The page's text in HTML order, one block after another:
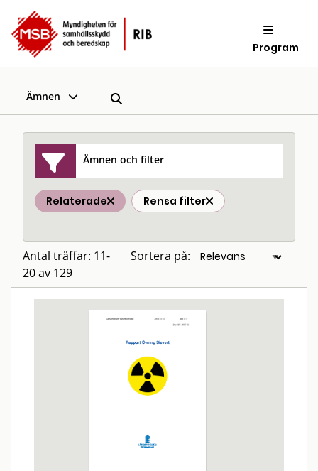
Program
Ämnen
Ämnen och filter
Relaterade Rensa filter
Antal träffar: 11-
20 av 129
Sortera på: